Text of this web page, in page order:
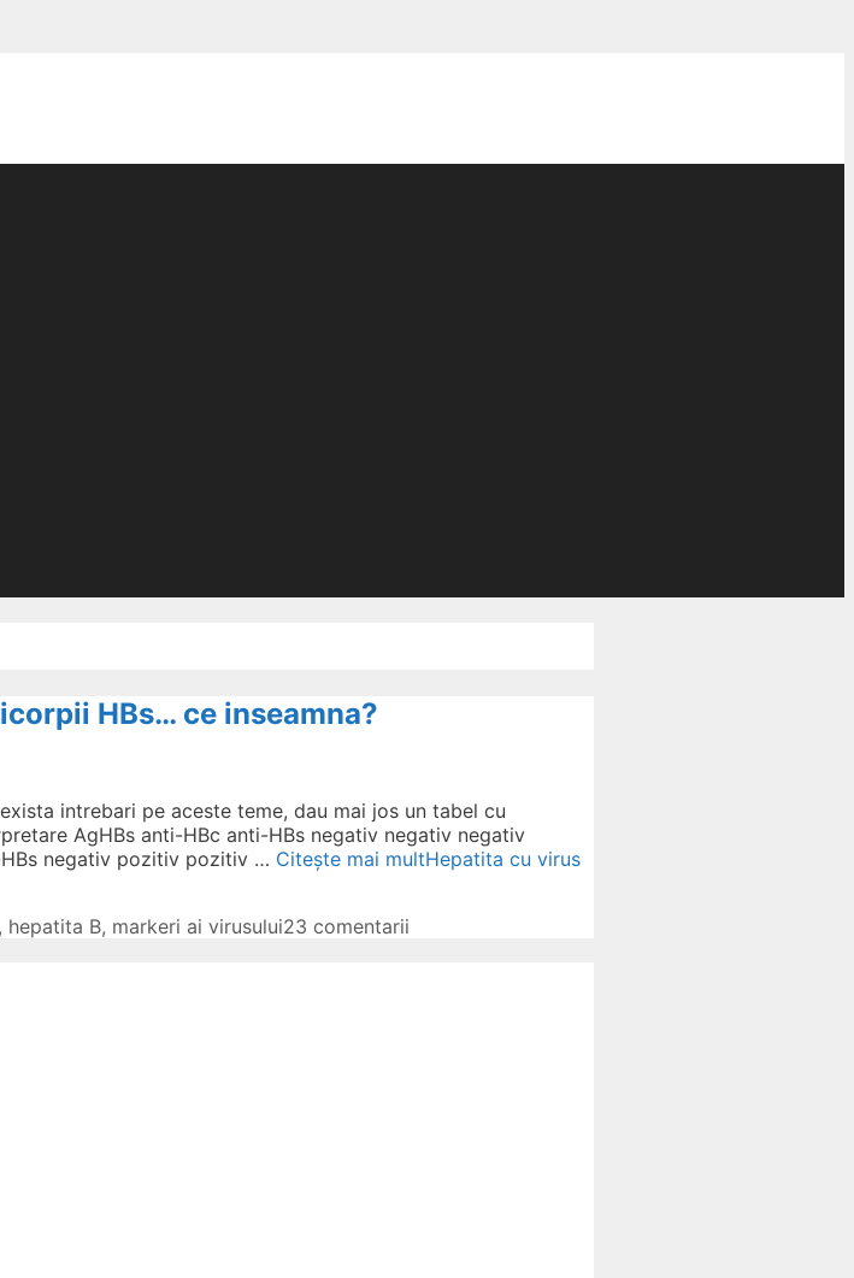
HBs… ce inseamna?
intrebari pe aceste teme, dau mai jos un tabel cu
AgHBs anti-HBc anti-HBs negativ negativ negativ
negativ pozitiv pozitiv … Citește mai multHepatita cu virus
, hepatita B, markeri ai virusului23 comentarii